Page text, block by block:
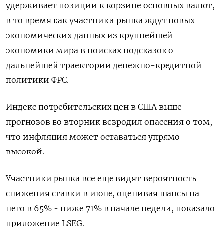
удерживает позиции к корзине основных валют,
в то время как участники рынка ждут новых
экономических данных из крупнейшей
экономики мира в поисках подсказок о
дальнейшей траектории денежно-кредитной
политики ФРС.
Индекс потребительских цен в США выше
прогнозов во вторник возродил опасения о том,
что инфляция может оставаться упрямо
высокой.
Участники рынка все еще видят вероятность
снижения ставки в июне, оценивая шансы на
него в 65% - ниже 71% в начале недели, показало
приложение LSEG.